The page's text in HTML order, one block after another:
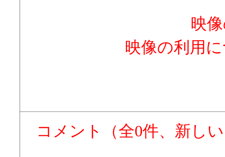
映
映像の利用
コメント（全0件、新し